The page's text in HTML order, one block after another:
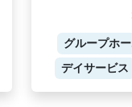
グループホ
デイサービス